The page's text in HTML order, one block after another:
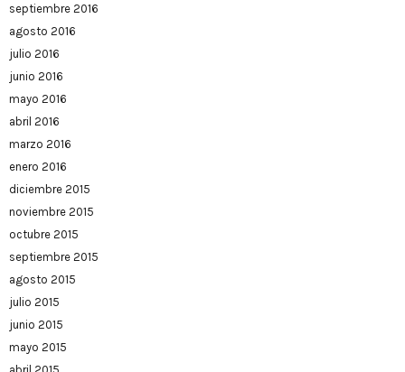
septiembre 2016
agosto 2016
julio 2016
junio 2016
mayo 2016
abril 2016
marzo 2016
enero 2016
diciembre 2015
noviembre 2015
octubre 2015
septiembre 2015
agosto 2015
julio 2015
junio 2015
mayo 2015